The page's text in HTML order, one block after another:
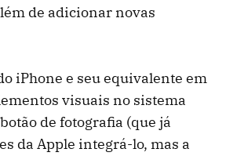
de adicionar novas
iPhone e seu equivalente em
visuais no sistema
de fotografia (que já
da Apple integrá-lo, mas a